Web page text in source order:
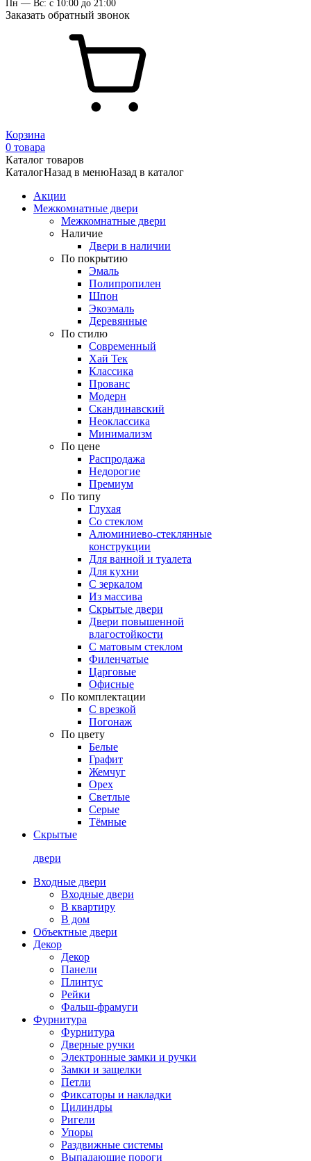
Пн — Вс: с 10:00 до 21:00
Заказать обратный звонок
Корзина
0 товара
Каталог товаров
КаталогНазад в менюНазад в каталог
Акции
Межкомнатные двери
Межкомнатные двери
Наличие
Двери в наличии
По покрытию
Эмаль
Полипропилен
Шпон
Экоэмаль
Деревянные
По стилю
Современный
Хай Тек
Классика
Прованс
Модерн
Скандинавский
Неоклассика
Минимализм
По цене
Распродажа
Недорогие
Премиум
По типу
Глухая
Со стеклом
Алюминиево-стеклянные
конструкции
Для ванной и туалета
Для кухни
С зеркалом
Из массива
Скрытые двери
Двери повышенной
влагостойкости
С матовым стеклом
Филенчатые
Царговые
Офисные
По комплектации
С врезкой
Погонаж
По цвету
Белые
Графит
Жемчуг
Орех
Светлые
Серые
Тёмные
Скрытые
двери
Входные двери
Входные двери
В квартиру
В дом
Объектные двери
Декор
Декор
Панели
Плинтус
Рейки
Фальш-фрамуги
Фурнитура
Фурнитура
Дверные ручки
Электронные замки и ручки
Замки и защелки
Петли
Фиксаторы и накладки
Цилиндры
Ригели
Упоры
Раздвижные системы
Выпадающие пороги